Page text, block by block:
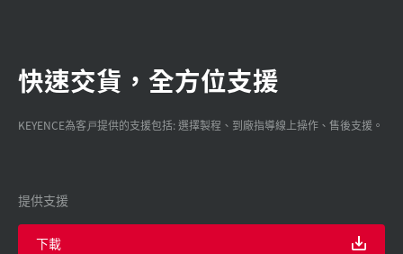
快速交貨，全方位支援
KEYENCE為客戸提供的支援包括: 選擇製程、到廠指導線上操作、售後支援。
提供支援
下載